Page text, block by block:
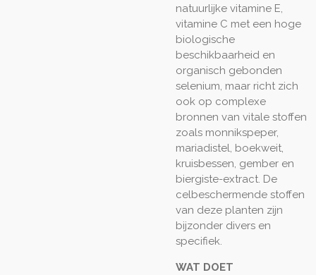
natuurlijke vitamine E,
vitamine C met een hoge
biologische
beschikbaarheid en
organisch gebonden
selenium, maar richt zich
ook op complexe
bronnen van vitale stoffen
zoals monnikspeper,
mariadistel, boekweit,
kruisbessen, gember en
biergiste-extract. De
celbeschermende stoffen
van deze planten zijn
bijzonder divers en
specifiek.
WAT DOET